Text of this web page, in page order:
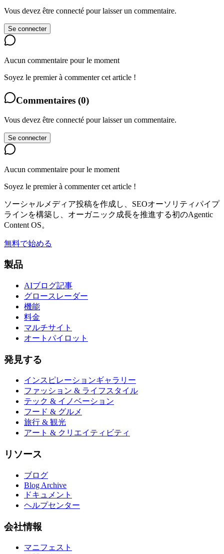
Vous devez être connecté pour laisser un commentaire.
Se connecter
Aucun commentaire pour le moment
Soyez le premier à commenter cet article !
Commentaires (0)
Vous devez être connecté pour laisser un commentaire.
Se connecter
Aucun commentaire pour le moment
Soyez le premier à commenter cet article !
ソーシャルメディア投稿を作成し、SEOオーソリティパイプ
ラインを構築し、オーガニック成長を推進する初のAgentic
Content OS。
無料で始める
製品
AIブログ記事
グロースレーダー
機能
料金
マルチサイト
オートパイロット
発見する
インスピレーションギャラリー
ファッション & ライフスタイル
テック & イノベーション
フード & グルメ
旅行 & 観光
アート & クリエイティビティ
リソース
ブログ
Blog Archive
ドキュメント
ヘルプセンター
会社情報
マニフェスト